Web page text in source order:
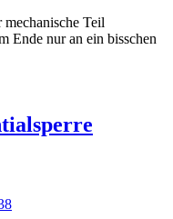
Teil
Ende nur an ein bisschen